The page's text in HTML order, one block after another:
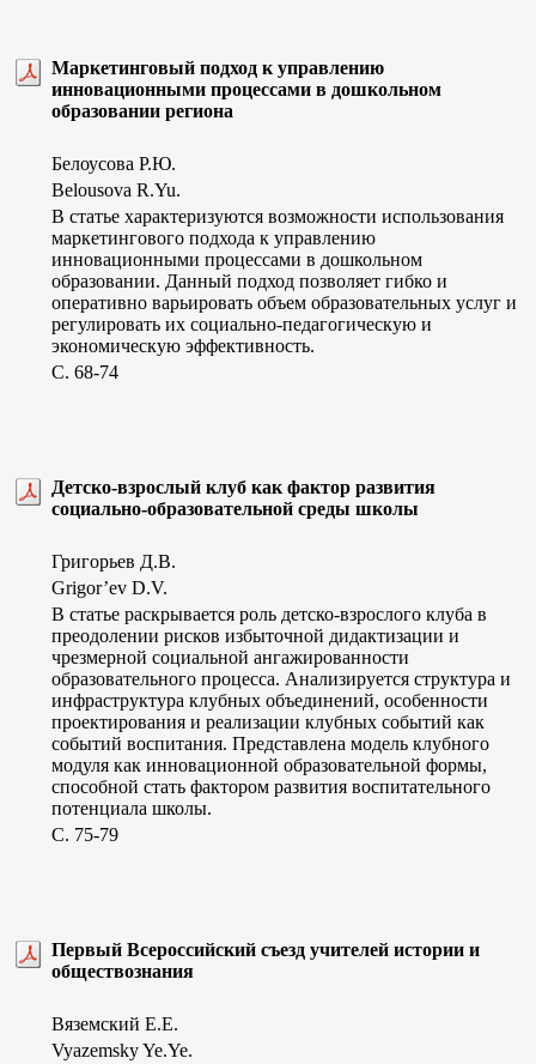
Маркетинговый подход к управлению
инновационными процессами в дошкольном
образовании региона
Белоусова Р.Ю.
Belousova R.Yu.
В статье характеризуются возможности использования
маркетингового подхода к управлению
инновационными процессами в дошкольном
образовании. Данный подход позволяет гибко и
оперативно варьировать объем образовательных услуг и
регулировать их социально-педагогическую и
экономическую эффективность.
C. 68-74
Детско-взрослый клуб как фактор развития
социально-образовательной среды школы
Григорьев Д.В.
Grigor’ev D.V.
В статье раскрывается роль детско-взрослого клуба в
преодолении рисков избыточной дидактизации и
чрезмерной социальной ангажированности
образовательного процесса. Анализируется структура и
инфраструктура клубных объединений, особенности
проектирования и реализации клубных событий как
событий воспитания. Представлена модель клубного
модуля как инновационной образовательной формы,
способной стать фактором развития воспитательного
потенциала школы.
C. 75-79
Первый Всероссийский съезд учителей истории и
обществознания
Вяземский Е.Е.
Vyazemsky Ye.Ye.